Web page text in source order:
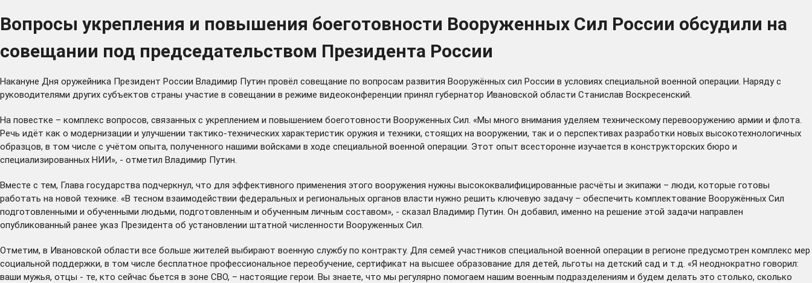
Вопросы укрепления и повышения боеготовности Вооруженных Сил России обсудили на
совещании под председательством Президента России
Накануне Дня оружейника Президент России Владимир Путин провёл совещание по вопросам развития Вооружённых сил России в условиях специальной военной операции. Наряду с
руководителями других субъектов страны участие в совещании в режиме видеоконференции принял губернатор Ивановской области Станислав Воскресенский.
На повестке – комплекс вопросов, связанных с укреплением и повышением боеготовности Вооруженных Сил. «Мы много внимания уделяем техническому перевооружению армии и флота.
Речь идёт как о модернизации и улучшении тактико-технических характеристик оружия и техники, стоящих на вооружении, так и о перспективах разработки новых высокотехнологичных
образцов, в том числе с учётом опыта, полученного нашими войсками в ходе специальной военной операции. Этот опыт всесторонне изучается в конструкторских бюро и
специализированных НИИ», - отметил Владимир Путин.
Вместе с тем, Глава государства подчеркнул, что для эффективного применения этого вооружения нужны высококвалифицированные расчёты и экипажи – люди, которые готовы
работать на новой технике. «В тесном взаимодействии федеральных и региональных органов власти нужно решить ключевую задачу – обеспечить комплектование Вооружённых Сил
подготовленными и обученными людьми, подготовленным и обученным личным составом», - сказал Владимир Путин. Он добавил, именно на решение этой задачи направлен
опубликованный ранее указ Президента об установлении штатной численности Вооруженных Сил.
Отметим, в Ивановской области все больше жителей выбирают военную службу по контракту. Для семей участников специальной военной операции в регионе предусмотрен комплекс мер
социальной поддержки, в том числе бесплатное профессиональное переобучение, сертификат на высшее образование для детей, льготы на детский сад и т.д. «Я неоднократно говорил:
ваши мужья, отцы - те, кто сейчас бьется в зоне СВО, – настоящие герои. Вы знаете, что мы регулярно помогаем нашим военным подразделениям и будем делать это столько, сколько